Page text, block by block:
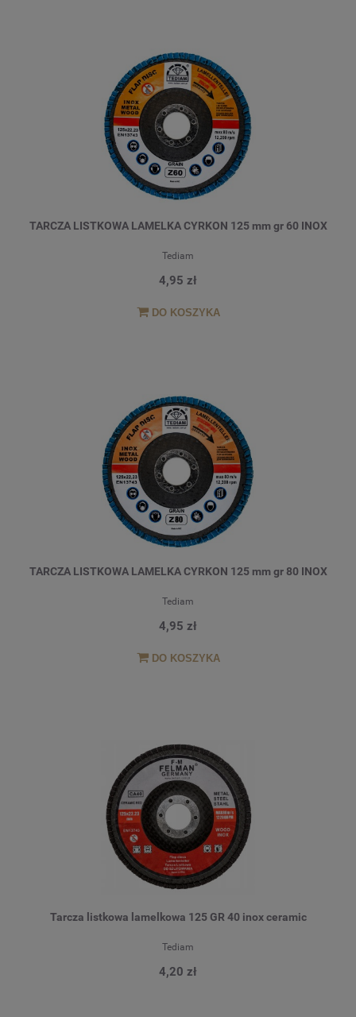
TARCZA LISTKOWA LAMELKA CYRKON 125 mm gr 60 INOX
Tediam
4,95 zł
DO KOSZYKA
TARCZA LISTKOWA LAMELKA CYRKON 125 mm gr 80 INOX
Tediam
4,95 zł
DO KOSZYKA
Tarcza listkowa lamelkowa 125 GR 40 inox ceramic
Tediam
4,20 zł